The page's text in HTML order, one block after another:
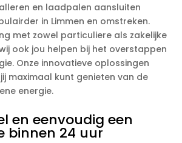
en laadpalen aansluiten
in Limmen en omstreken.
met zowel particuliere als zakelijke
ook jou helpen bij het overstappen
Onze innovatieve oplossingen
maximaal kunt genieten van de
energie.
en eenvoudig een
binnen 24 uur